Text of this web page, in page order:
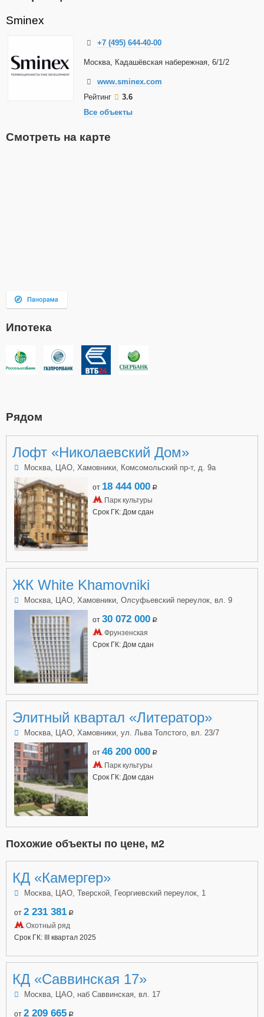
Sminex
+7 (495) 644-40-00
Москва, Кадашёвская набережная, 6/1/2
www.sminex.com
Рейтинг
3.6
Все объекты
Смотреть на карте
Ипотека
Рядом
Лофт «Николаевский Дом»
Москва, ЦАО, Хамовники, Комсомольский пр-т, д. 9а
от 18 444 000 a
Парк культуры
Срок ГК: Дом сдан
ЖК White Khamovniki
Москва, ЦАО, Хамовники, Олсуфьевский переулок, вл. 9
от 30 072 000 a
Фрунзенская
Срок ГК: Дом сдан
Элитный квартал «Литератор»
Москва, ЦАО, Хамовники, ул. Льва Толстого, вл. 23/7
от 46 200 000 a
Парк культуры
Срок ГК: Дом сдан
Похожие объекты по цене, м2
КД «Камергер»
Москва, ЦАО, Тверской, Георгиевский переулок, 1
от 2 231 381 a
Охотный ряд
Срок ГК: III квартал 2025
КД «Саввинская 17»
Москва, ЦАО, наб Саввинская, вл. 17
от 2 209 665 a